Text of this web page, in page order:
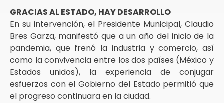
GRACIAS AL ESTADO, HAY DESARROLLO
En su intervención, el Presidente Municipal, Claudio
Bres Garza, manifestó que a un año del inicio de la
pandemia, que frenó la industria y comercio, así
como la convivencia entre los dos países (México y
Estados unidos), la experiencia de conjugar
esfuerzos con el Gobierno del Estado permitió que
el progreso continuara en la ciudad.